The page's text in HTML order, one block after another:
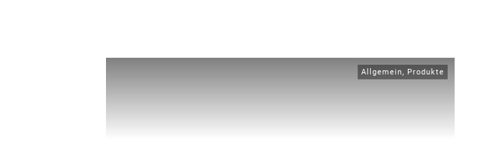
Allgemein, Produkte